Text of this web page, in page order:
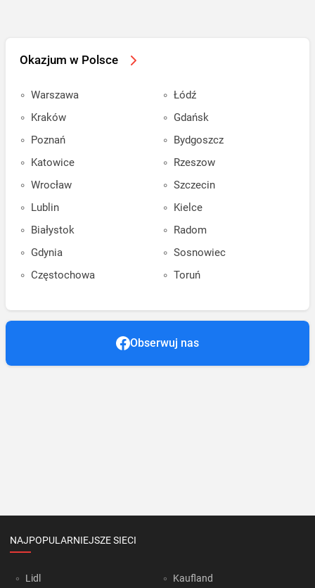
Okazjum w Polsce
Warszawa
Kraków
Poznań
Katowice
Wrocław
Lublin
Białystok
Gdynia
Częstochowa
Łódź
Gdańsk
Bydgoszcz
Rzeszow
Szczecin
Kielce
Radom
Sosnowiec
Toruń
Obserwuj nas
NAJPOPULARNIEJSZE SIECI
Lidl Kaufland